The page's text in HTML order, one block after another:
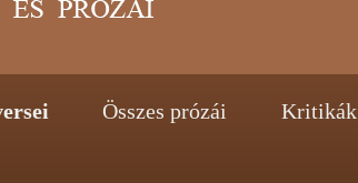
Összes prózái Kritikák